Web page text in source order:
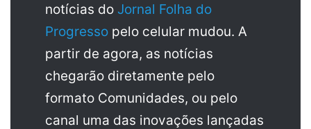
notícias do Jornal Folha do
Progresso pelo celular mudou. A
partir de agora, as notícias
chegarão diretamente pelo
formato Comunidades, ou pelo
canal uma das inovações lançadas